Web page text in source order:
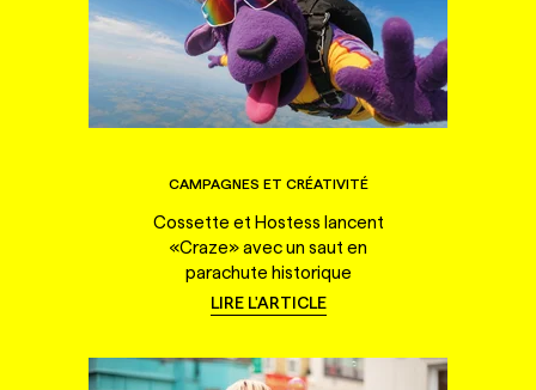
CAMPAGNES ET CRÉATIVITÉ
Cossette et Hostess lancent
«Craze» avec un saut en
parachute historique
LIRE L'ARTICLE